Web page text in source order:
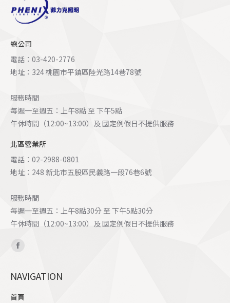
總公司
電話：03-420-2776
地址：324 桃園市平鎮區陸光路14巷78號
服務時間
每週一至週五：上午8點 至 下午5點
午休時間（12:00~13:00）及 國定例假日不提供服務
北區營業所
電話：02-2988-0801
地址：248 新北市五股區民義路一段76巷6號
服務時間
每週一至週五：上午8點30分 至 下午5點30分
午休時間（12:00~13:00）及 國定例假日不提供服務
Find us on:
Facebook
opens
NAVIGATION
首頁